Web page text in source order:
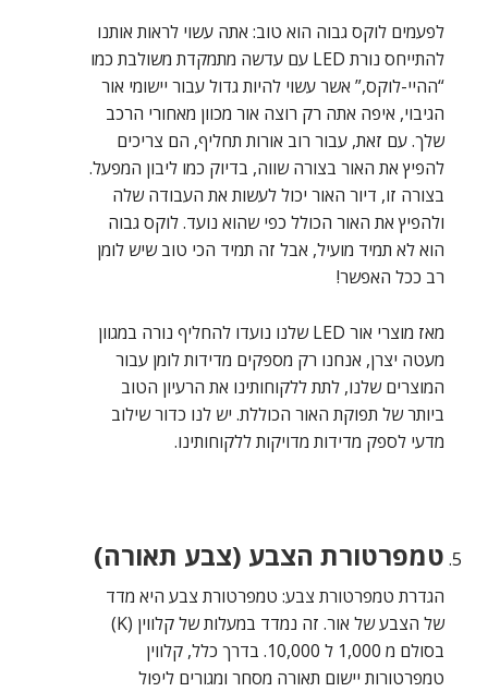
לפעמים לוקס גבוה הוא טוב: אתה עשוי לראות אותנו
להתייחס נורת LED עם עדשה מתמקדת משולבת כמו
“ההיי-לוקס,” אשר עשוי להיות גדול עבור יישומי אור
הגיבוי, איפה אתה רק רוצה אור מכוון מאחורי הרכב
שלך. עם זאת, עבור רוב אורות תחליף, הם צריכים
להפיץ את האור בצורה שווה, בדיוק כמו ליבון המפעל.
בצורה זו, דיור האור יכול לעשות את העבודה שלה
ולהפיץ את האור הכולל כפי שהוא נועד. לוקס גבוה
הוא לא תמיד מועיל, אבל זה תמיד הכי טוב שיש לומן
רב ככל האפשר!
מאז מוצרי אור LED שלנו נועדו להחליף נורה במגוון
מעטה יצרן, אנחנו רק מספקים מדידות לומן עבור
המוצרים שלנו, לתת ללקוחותינו את הרעיון הטוב
ביותר של תפוקת האור הכוללת. יש לנו כדור שילוב
מדעי לספק מדידות מדויקות ללקוחותינו.
טמפרטורת הצבע (צבע תאורה)
הגדרת טמפרטורת צבע: טמפרטורת צבע היא מדד
של הצבע של אור. זה נמדד במעלות של קלווין (K)
בסולם מ 1,000 ל 10,000. בדרך כלל, קלווין
טמפרטורות יישום תאורה מסחר ומגורים ליפול